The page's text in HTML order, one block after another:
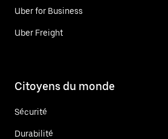
Uber for Business
Uber Freight
Citoyens du monde
Sécurité
Durabilité